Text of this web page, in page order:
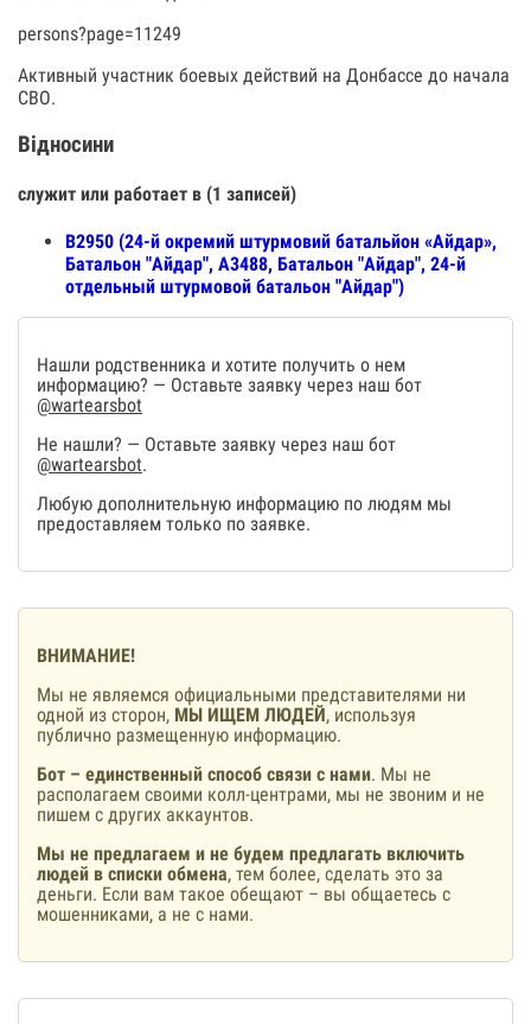
persons?page=11249
Активный участник боевых действий на Донбассе до начала
СВО.
Відносини
служит или работает в (1 записей)
В2950 (24-й окремий штурмовий батальйон «Айдар»,
Батальон "Айдар", А3488, Батальон "Айдар", 24-й
отдельный штурмовой батальон "Айдар")
Нашли родственника и хотите получить о нем
информацию? — Оставьте заявку через наш бот
@wartearsbot
Не нашли? — Оставьте заявку через наш бот
@wartearsbot.
Любую дополнительную информацию по людям мы
предоставляем только по заявке.
ВНИМАНИЕ!
Мы не являемся официальными представителями ни
одной из сторон, МЫ ИЩЕМ ЛЮДЕЙ, используя
публично размещенную информацию.
Бот – единственный способ связи с нами. Мы не
располагаем своими колл-центрами, мы не звоним и не
пишем с других аккаунтов.
Мы не предлагаем и не будем предлагать включить
людей в списки обмена, тем более, сделать это за
деньги. Если вам такое обещают – вы общаетесь с
мошенниками, а не с нами.